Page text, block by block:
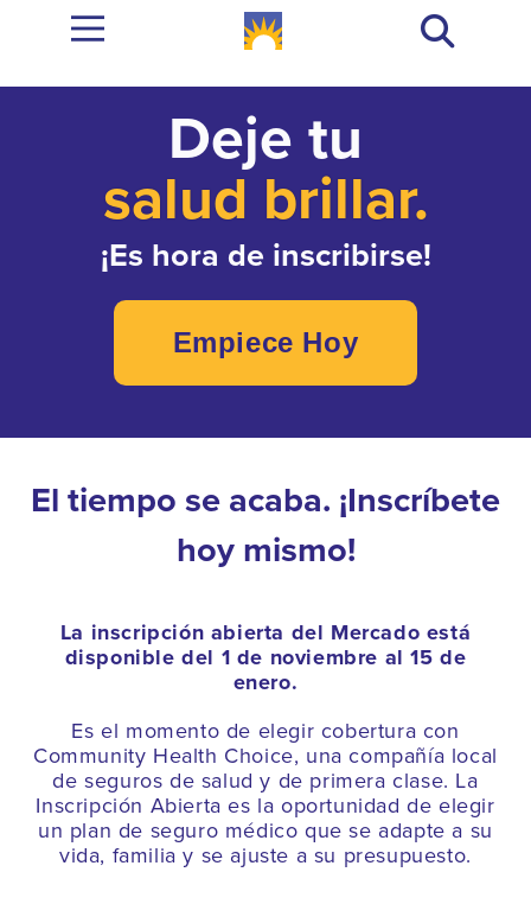
Deje tu
salud brillar.
¡Es hora de inscribirse!
Empiece Hoy
El tiempo se acaba. ¡Inscríbete
hoy mismo!
La inscripción abierta del Mercado está
disponible del 1 de noviembre al 15 de
enero.
Es el momento de elegir cobertura con
Community Health Choice, una compañía local
de seguros de salud y de primera clase. La
Inscripción Abierta es la oportunidad de elegir
un plan de seguro médico que se adapte a su
vida, familia y se ajuste a su presupuesto.